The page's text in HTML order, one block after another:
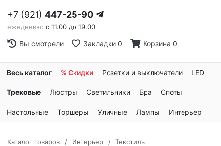
+7 (921) 447-25-90
ежедневно с 11.00 до 19.00
Вы смотрели Закладки 0 Корзина 0
Весь каталог % Скидки Розетки и выключатели LED
Трековые Люстры Светильники Бра Споты
Настольные Торшеры Уличные Лампы Интерьер
Каталог товаров Интерьер
Текстиль